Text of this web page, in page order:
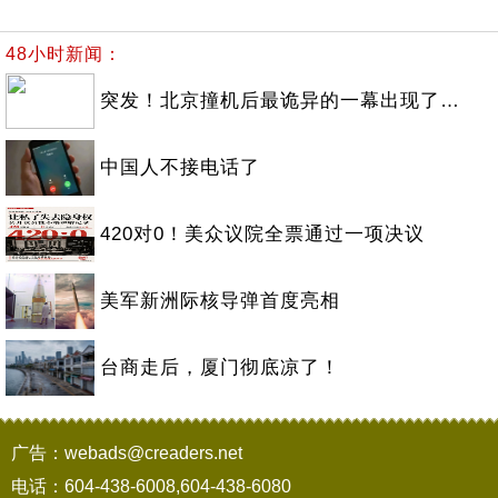
48小时新闻：
突发！北京撞机后最诡异的一幕出现了…
中国人不接电话了
420对0！美众议院全票通过一项决议
美军新洲际核导弹首度亮相
台商走后，厦门彻底凉了！
广告：webads@creaders.net
电话：604-438-6008,604-438-6080